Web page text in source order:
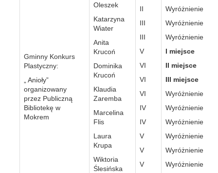
Gminny Konkurs
Plastyczny:
„ Anioły”
organizowany
przez Publiczną
Bibliotekę w
Mokrem
Oleszek
Katarzyna
Wiater
Anita
Krucoń
Dominika
Krucoń
Klaudia
Zaremba
Marcelina
Flis
Laura
Krupa
Wiktoria
Ślesińska
II
III
III
V
VI
VI
VI
IV
IV
V
V
V
Wyróżnienie
Wyróżnienie
Wyróżnienie
I miejsce
II miejsce
III miejsce
Wyróżnienie
Wyróżnienie
Wyróżnienie
Wyróżnienie
Wyróżnienie
Wyróżnienie